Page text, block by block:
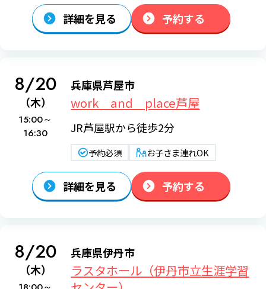
詳細を見る 予約する
8/20
（木）
15:00～
16:30
兵庫県芦屋市
work and place芦屋
JR芦屋駅から徒歩2分
予約必須 お子さま連れOK
詳細を見る 予約する
8/20
（木）
兵庫県伊丹市
ラスタホール（伊丹市立生涯学習